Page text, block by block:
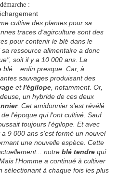
:
cultive des plantes pour sa
traces d'agirculture sont des
pour contenir le blé dans le
ressource alimentaire a donc
soit il y a 10 000 ans. La
enfin presque. Car, à
sauvages produisant des
etl'égilope , notamment. Or,
un hybride de ces deux
. Cet amidonnier s'est révélé
l'époque qui l'ont cultivé. Sauf
toujours l'égilope. Et avec
9 000 ans s'est formé un nouvel
une nouvelle espèce. Cette
notre blé tendre qui
l'Homme a continué à cultiver
sélectionant à chaque fois les plus